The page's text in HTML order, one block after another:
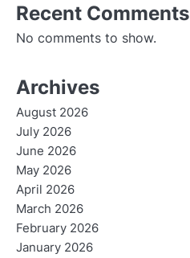
Recent Comments
No comments to show.
Archives
August 2026
July 2026
June 2026
May 2026
April 2026
March 2026
February 2026
January 2026